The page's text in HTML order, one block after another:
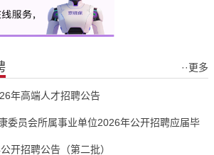
··更多
年高端人才招聘公告
委员会所属事业单位2026年公开招聘应届毕
开招聘公告（第二批）